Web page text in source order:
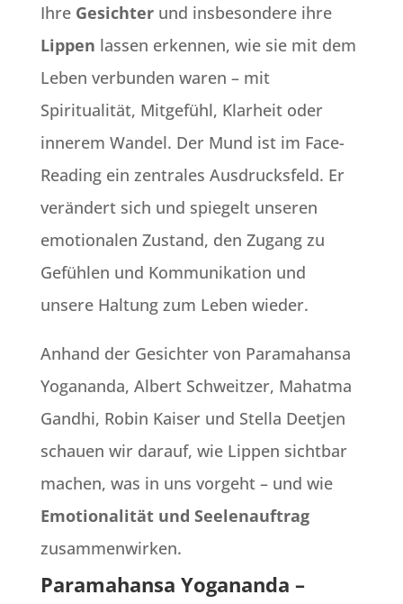
Ihre Gesichterund insbesondere ihre
Lippen lassen erkennen, wie sie mit dem
Leben verbunden waren – mit
Spiritualität, Mitgefühl, Klarheit oder
innerem Wandel. Der Mund ist im Face-
Reading ein zentrales Ausdrucksfeld. Er
verändert sich und spiegelt unseren
emotionalen Zustand, den Zugang zu
Gefühlen und Kommunikation und
unsere Haltung zum Leben wieder.
Anhand der Gesichter von Paramahansa
Yogananda, Albert Schweitzer, Mahatma
Gandhi, Robin Kaiser und Stella Deetjen
schauen wir darauf, wie Lippen sichtbar
machen, was in uns vorgeht – und wie
Emotionalität und Seelenauftrag
zusammenwirken.
Paramahansa Yogananda –